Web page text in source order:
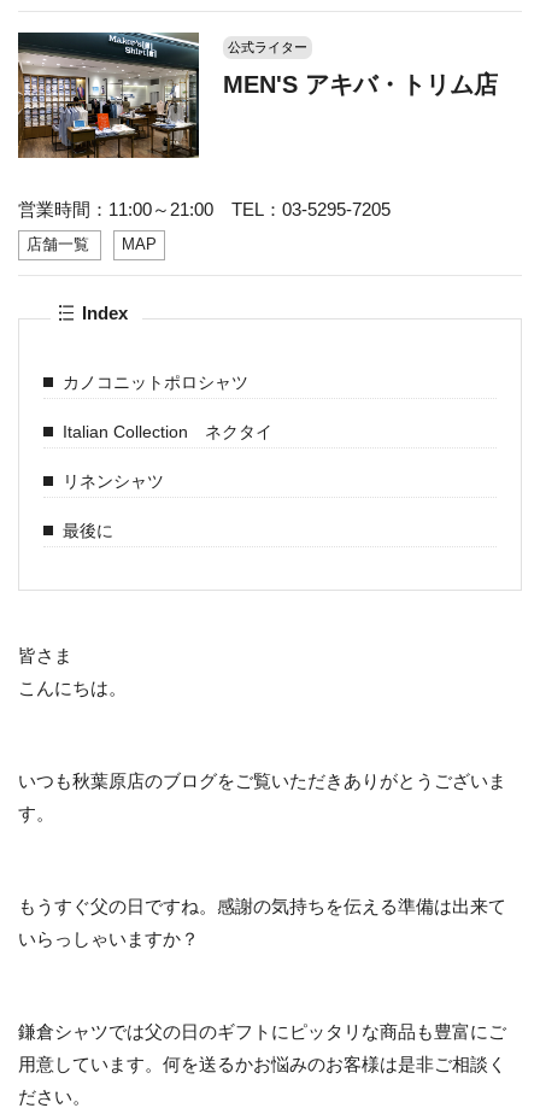
公式ライター
MEN'S アキバ・トリム店
営業時間：11:00～21:00 TEL：03-5295-7205
店舗一覧 MAP
Index
カノコニットポロシャツ
Italian Collection ネクタイ
リネンシャツ
最後に
皆さま
こんにちは。
いつも秋葉原店のブログをご覧いただきありがとうございま
す。
もうすぐ父の日ですね。感謝の気持ちを伝える準備は出来て
いらっしゃいますか？
鎌倉シャツでは父の日のギフトにピッタリな商品も豊富にご
用意しています。何を送るかお悩みのお客様は是非ご相談く
ださい。